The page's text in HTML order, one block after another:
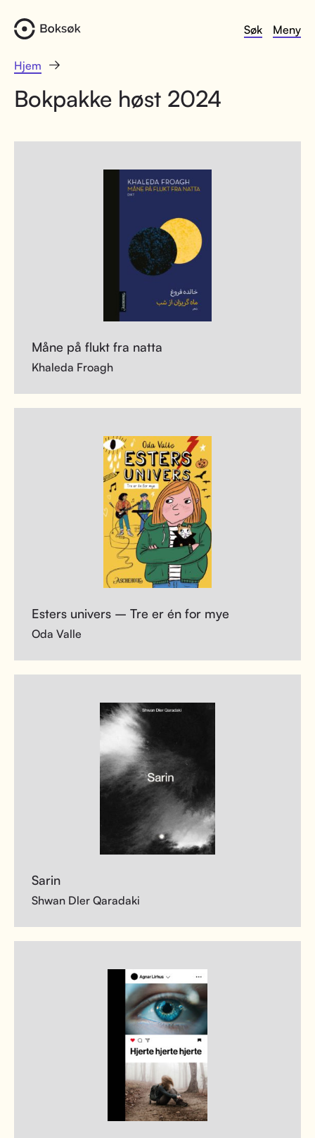
Søk Meny
Hjem
Bokpakke høst 2024
Måne på flukt fra natta
Khaleda Froagh
Esters univers – Tre er én for mye
Oda Valle
Sarin
Shwan Dler Qaradaki